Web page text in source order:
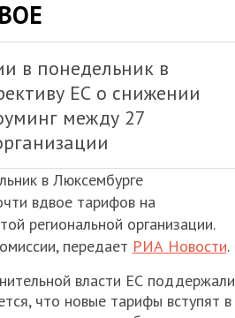
в понедельник в
ЕС о снижении
между 27
в Люксембурге
вдвое тарифов на
региональной организации.
передает РИА Новости.
власти ЕС поддержали
что новые тарифы вступят в